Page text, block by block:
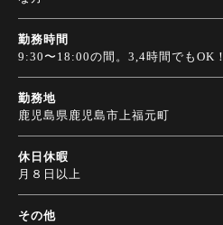
勤務時間
9:30〜18:00の間。3,4時間でもOK！
勤務地
鹿児島県鹿児島市上福元町
休日休暇
月８日以上
その他